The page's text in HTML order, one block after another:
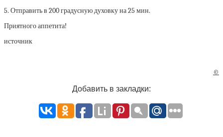
5. Отправить в 200 градусную духовку на 25 мин.
Приятного аппетита!
источник
©
Добавить в закладки: